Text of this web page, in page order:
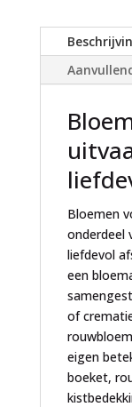
i
v
Bloemen
onderdeel
liefdevol
een
of
eigen
boeket,